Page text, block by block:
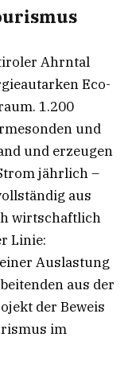
Ahrntal
Eco-
1.200
und
und erzeugen
jährlich –
aus
wirtschaftlich
Linie:
Auslastung
aus der
der Beweis
im